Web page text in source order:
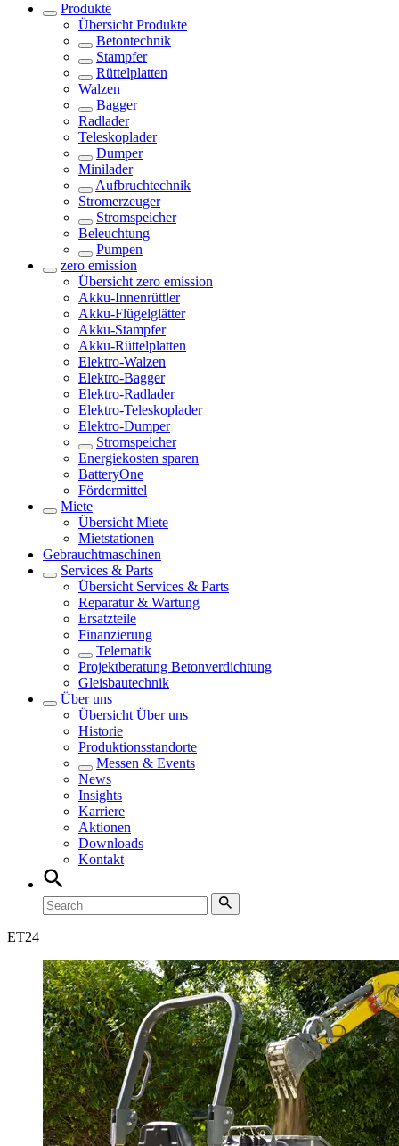
Produkte
Übersicht Produkte
Betontechnik
Stampfer
Rüttelplatten
Walzen
Bagger
Radlader
Teleskoplader
Dumper
Minilader
Aufbruchtechnik
Stromerzeuger
Stromspeicher
Beleuchtung
Pumpen
zero emission
Übersicht zero emission
Akku-Innenrüttler
Akku-Flügelglätter
Akku-Stampfer
Akku-Rüttelplatten
Elektro-Walzen
Elektro-Bagger
Elektro-Radlader
Elektro-Teleskoplader
Elektro-Dumper
Stromspeicher
Energiekosten sparen
BatteryOne
Fördermittel
Miete
Übersicht Miete
Mietstationen
Gebrauchtmaschinen
Services & Parts
Übersicht Services & Parts
Reparatur & Wartung
Ersatzteile
Finanzierung
Telematik
Projektberatung Betonverdichtung
Gleisbautechnik
Über uns
Übersicht Über uns
Historie
Produktionsstandorte
Messen & Events
News
Insights
Karriere
Aktionen
Downloads
Kontakt
ET24